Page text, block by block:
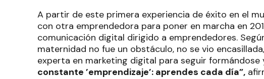
A partir de este primera experiencia de éxito en el
con otra emprendedora para poner en marcha en
comunicación digital dirigido a emprendedores.
maternidad no fue un obstáculo, no se vio
experta en marketing digital para seguir formándose
constante ’emprendizaje’: aprendes cada día”,